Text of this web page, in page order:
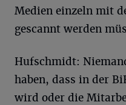
Medien einzeln mit
gescannt werden
Hufschmidt:
haben, dass in der
wird oder die